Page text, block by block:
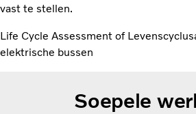
vast te stellen.
Life Cycle Assessment of
elektrische bussen
Soepele